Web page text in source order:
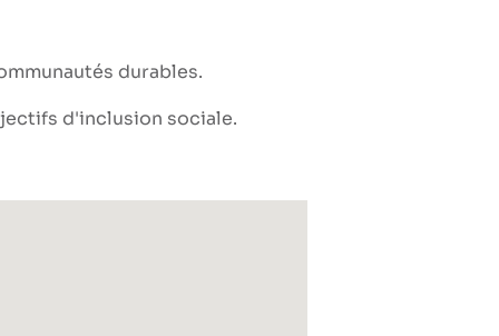
durables
d'inclusion sociale.